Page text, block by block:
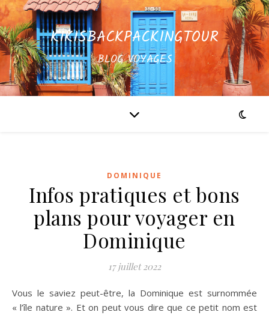
KIKISBACKPACKINGTOUR
BLOG VOYAGES
DOMINIQUE
Infos pratiques et bons
plans pour voyager en
Dominique
17 juillet 2022
Vous le saviez peut-être, la Dominique est surnommée
« l’île nature ». Et on peut vous dire que ce petit nom est